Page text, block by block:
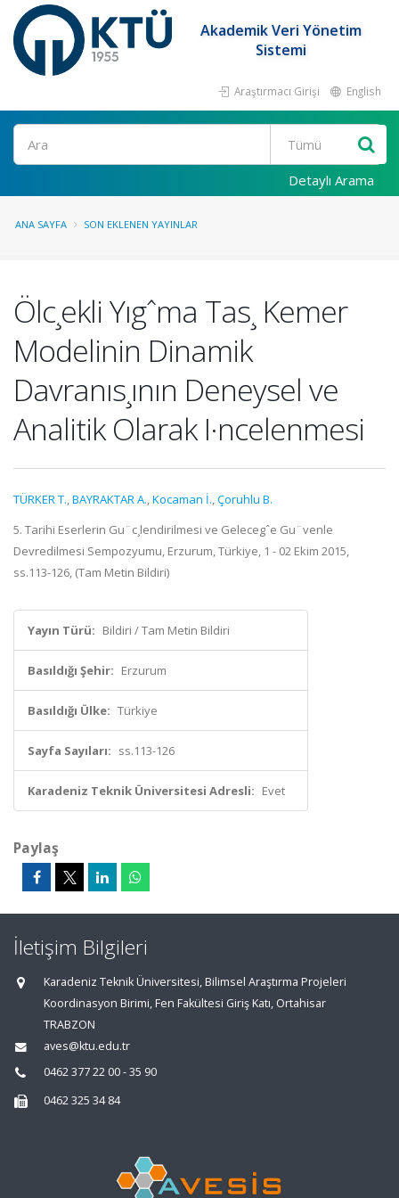
Akademik Veri Yönetim
Sistemi
Araştırmacı Girişi English
Ara
Detaylı Arama
ANA SAYFA SON EKLENEN YAYINLAR
Ölc¸ekli Yıgˆma Tas¸ Kemer
Modelinin Dinamik
Davranıs¸ının Deneysel ve
Analitik Olarak I·ncelenmesi
TÜRKER T.,BAYRAKTAR A.,Kocaman İ.,Çoruhlu B.
5. Tarihi Eserlerin Gu¨c¸lendirilmesi ve Gelecegˆe Gu¨venle
Devredilmesi Sempozyumu, Erzurum, Türkiye, 1 - 02 Ekim 2015,
ss.113-126, (Tam Metin Bildiri)
Yayın Türü: Bildiri / Tam Metin Bildiri
Basıldığı Şehir: Erzurum
Basıldığı Ülke: Türkiye
Sayfa Sayıları: ss.113-126
Karadeniz Teknik Üniversitesi Adresli: Evet
Paylaş
İletişim Bilgileri
Karadeniz Teknik Üniversitesi, Bilimsel Araştırma Projeleri
Koordinasyon Birimi, Fen Fakültesi Giriş Katı, Ortahisar
TRABZON
aves@ktu.edu.tr
0462 377 22 00 - 35 90
0462 325 34 84